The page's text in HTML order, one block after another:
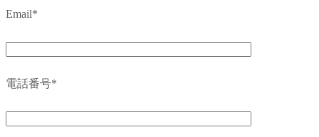
Email*
電話番号*